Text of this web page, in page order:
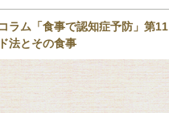
ラム「食事で認知症予防」第11
法とその食事